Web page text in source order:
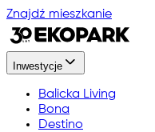
Znajdź mieszkanie
Inwestycje
Balicka Living
Bona
Destino